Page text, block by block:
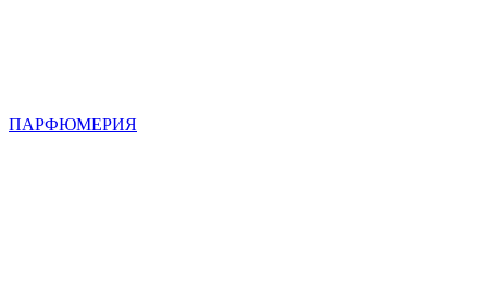
ПАРФЮМЕРИЯ